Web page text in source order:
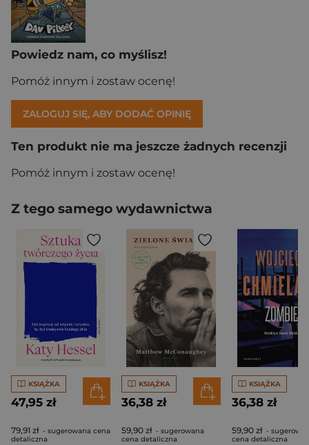
Powiedz nam, co myślisz!
Pomóż innym i zostaw ocenę!
ZALOGUJ SIĘ, ABY DODAĆ OPINIĘ
Ten produkt nie ma jeszcze żadnych recenzji
Pomóż innym i zostaw ocenę!
Z tego samego wydawnictwa
KSIĄŻKA
47,95 zł
79,91 zł - sugerowana cena
detaliczna
KSIĄŻKA
36,38 zł
59,90 zł - sugerowana
cena detaliczna
KSIĄŻKA
36,38 zł
59,90 zł -
cena detaliczna